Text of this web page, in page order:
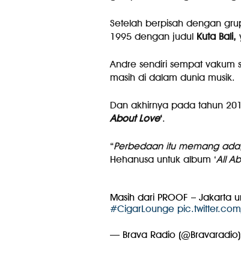
Setelah berpisah dengan
1995 dengan judulKuta Bali,
Andre sendiri sempat
masih di dalam dunia musik.
Dan akhirnya pada tahun
About Love‘.
“Perbedaan itu memang
Hehanusa untuk album ‘All
Masih dari PROOF – Jakarta
#CigarLounge
— Brava Radio (@Bravaradio)